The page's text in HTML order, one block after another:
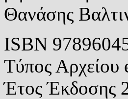
Θανάσης
ISBN
Τύπος Αρχείου
Έτος Έκδοσης